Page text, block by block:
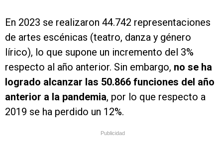
En 2023 se realizaron 44.742 representaciones
de artes escénicas (teatro, danza y género
lírico), lo que supone un incremento del 3%
respecto al año anterior. Sin embargo, no se ha
logrado alcanzar las 50.866 funciones del año
anterior a la pandemia, por lo que respecto a
2019 se ha perdido un 12%.
Publicidad